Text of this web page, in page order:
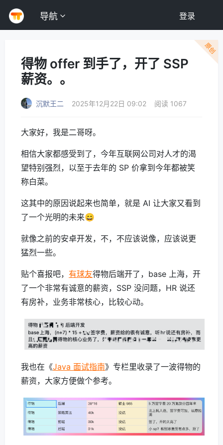
导航 登录
原创
得物 offer 到手了，开了 SSP
薪资。。
沉默王二 2025年12月22日 09:02 阅读 1067
大家好，我是二哥呀。
相信大家都感受到了，今年互联网公司对人才的渴
望特别强烈，以至于去年的 SP 价拿到今年都被笑
称白菜。
这其中的原因说起来也简单，就是 AI 让大家又看到
了一个光明的未来😄
就像之前的安卓开发，不，不应该说像，应该说更
猛烈一些。
贴个喜报吧， 有球友得物后端开了，base 上海，开
了一个非常有诚意的薪资，SSP 没问题，HR 说还
有房补，业务非常核心，比较心动。
我也在《Java 面试指南》专栏里收录了一波得物的
薪资，大家方便做个参考。